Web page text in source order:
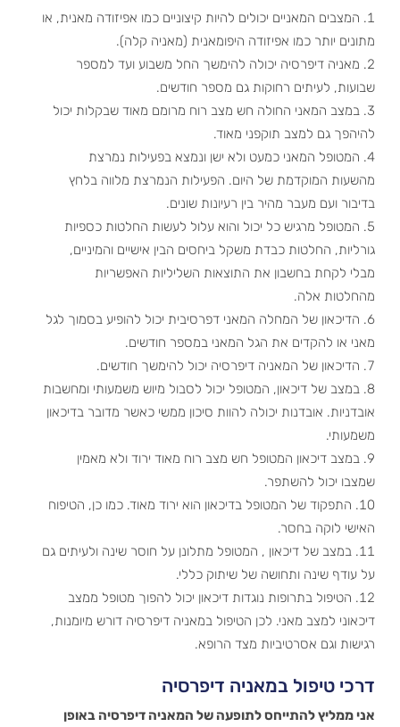
המצבים המאניים יכולים להיות קיצוניים כמו אפיזודה מאנית, או
מתונים יותר כמו אפיזודה היפומאנית (מאניה קלה).
מאניה דיפרסיה יכולה להימשך החל משבוע ועד למספר
שבועות, לעיתים רחוקות גם מספר חודשים.
במצב המאני החולה חש מצב רוח מרומם מאוד שבקלות יכול
להיהפך גם למצב תוקפני מאוד.
המטופל המאני כמעט ולא ישן ונמצא בפעילות נמרצת
מהשעות המוקדמת של היום. הפעילות הנמרצת מלווה בלחץ
בדיבור ועם מעבר מהיר בין רעיונות שונים.
המטופל מרגיש כל יכול והוא עלול לעשות החלטות כספיות
גורליות, החלטות כבדת משקל ביחסים הבין אישיים והמיניים,
מבלי לקחת בחשבון את התוצאות השליליות האפשריות
מהחלטות אלה.
הדיכאון של המחלה המאני דפרסיבית יכול להופיע בסמוך לגל
מאני או להקדים את הגל המאני במספר חודשים.
הדיכאון של המאניה דיפרסיה יכול להימשך חודשים.
במצב של דיכאון, המטופל יכול לסבול מיוש משמעותי ומחשבות
אובדניות. אובדנות יכולה להוות סיכון ממשי כאשר מדובר בדיכאון
משמעותי.
במצב דיכאון המטופל חש מצב רוח מאוד ירוד ולא מאמין
שמצבו יכול להשתפר.
התפקוד של המטופל בדיכאון הוא ירוד מאוד. כמו כן, הטיפוח
האישי לוקה בחסר.
במצב של דיכאון , המטופל מתלונן על חוסר שינה ולעיתים גם
על עודף שינה ותחושה של שיתוק כללי.
הטיפול בתרופות נוגדות דיכאון יכול להפוך מטופל ממצב
דיכאוני למצב מאני. לכן הטיפול במאניה דיפרסיה דורש מיומנות,
רגישות וגם אסרטיביות מצד הרופא.
דרכי טיפול במאניה דיפרסיה
אני ממליץ להתייחס לתופעה של המאניה דיפרסיה באופן